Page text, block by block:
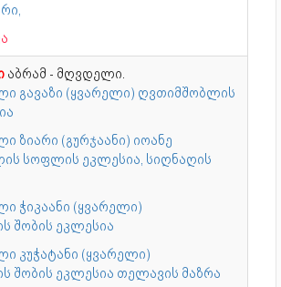
აბრამ - მღვდელი.
გავაზი (ყვარელი) ღვთიმშობლის
ზიარი (გურჯაანი) იოანე
სოფლის ეკლესია, სიღნაღის
ჭიკაანი (ყვარელი)
შობის ეკლესია
კუჭატანი (ყვარელი)
შობის ეკლესია თელავის მაზრა